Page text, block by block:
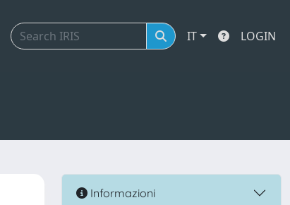
IT LOGIN
Informazioni